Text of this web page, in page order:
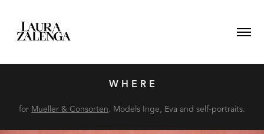
W H E R E
for Mueller & Consorten. Models Inge, Eva and self-portraits.